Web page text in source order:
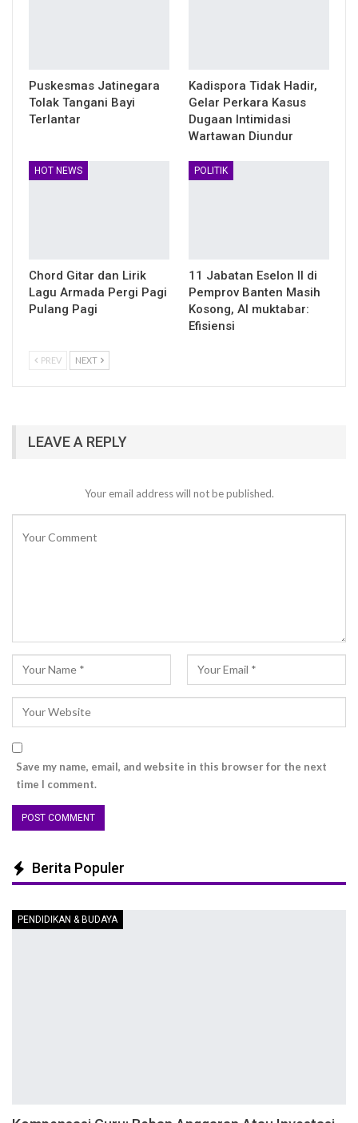
Puskesmas Jatinegara
Tolak Tangani Bayi
Terlantar
Kadispora Tidak Hadir,
Gelar Perkara Kasus
Dugaan Intimidasi
Wartawan Diundur
HOT NEWS
Chord Gitar dan Lirik
Lagu Armada Pergi Pagi
Pulang Pagi
POLITIK
11 Jabatan Eselon II di
Pemprov Banten Masih
Kosong, Al muktabar:
Efisiensi
PREV NEXT
LEAVE A REPLY
Your email address will not be published.
Save my name, email, and website in this browser for the next
time I comment.
Berita Populer
PENDIDIKAN & BUDAYA